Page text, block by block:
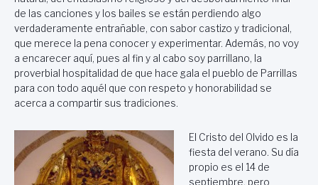
de las canciones y los bailes se están perdiendo algo
verdaderamente entrañable, con sabor castizo y tradicional,
que merece la pena conocer y experimentar. Además, no voy
a encarecer aquí, pues al fin y al cabo soy parrillano, la
proverbial hospitalidad de que hace gala el pueblo de Parrillas
para con todo aquél que con respeto y honorabilidad se
acerca a compartir sus tradiciones.
El Cristo del Olvido es la
fiesta del verano. Su día
propio es el 14 de
septiembre, pero